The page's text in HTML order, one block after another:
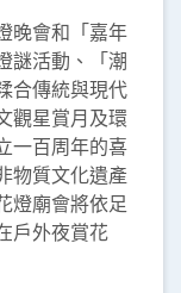
晚會和「嘉年
謎活動、「潮
合傳統與現代
觀星賞月及環
一百周年的喜
物質文化遺產
燈廟會將依足
戶外夜賞花